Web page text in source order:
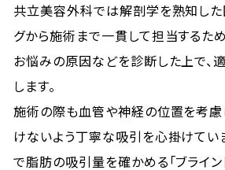
共立美容外科では解剖学を熟知した
グから施術まで一貫して担当するた
お悩みの原因などを診断した上で、
します。
施術の際も血管や神経の位置を考慮
けないよう丁寧な吸引を心掛けてい
で脂肪の吸引量を確かめる「ブライン